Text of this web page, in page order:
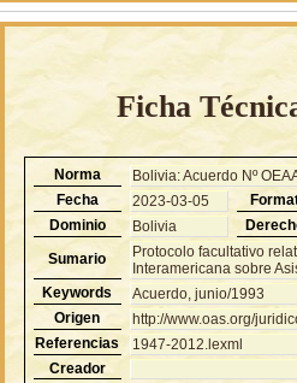
Ficha
Norma
Bolivia: Acuerdo Nº
Fecha
2023-03-05
Dominio
Bolivia
Sumario
Protocolo facultativo
Interamericana sobre
Keywords
Acuerdo, junio/1993
Origen
http://www.oas.org/
Referencias
1947-2012.lexml
Creador